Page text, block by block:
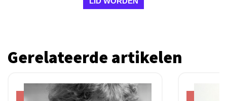
Gerelateerde artikelen